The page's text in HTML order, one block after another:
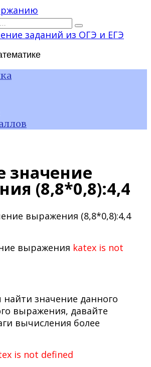
значение
(8,8*0,8):4,4
выражения katex is not
найти значение данного
выражения, давайте
вычисления более
is not defined